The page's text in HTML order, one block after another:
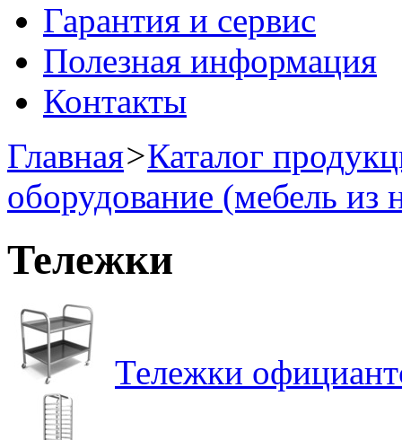
Гарантия и сервис
Полезная информация
Контакты
Главная>Каталог
оборудование (мебель из
Тележки
Тележки